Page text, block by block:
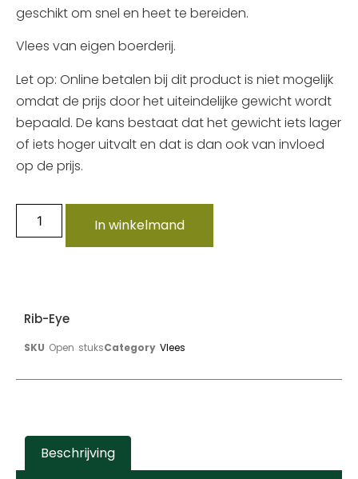
geschikt om snel en heet te bereiden.
Vlees van eigen boerderij.
Let op: Online betalen bij dit product is niet mogelijk
omdat de prijs door het uiteindelijke gewicht wordt
bepaald. De kans bestaat dat het gewicht iets lager
of iets hoger uitvalt en dat is dan ook van invloed
op de prijs.
In winkelmand
Rib-Eye
SKU Open stuksCategory Vlees
Beschrijving